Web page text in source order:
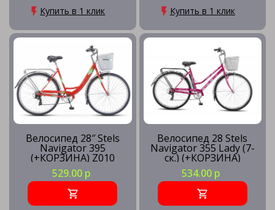
Купить в 1 клик Купить в 1 клик
Велосипед 28″ Stels
Navigator 395
(+КОРЗИНА) Z010
529.00 р
Велосипед 28 Stels
Navigator 355 Lady (7-
ск.) (+КОРЗИНА)
534.00 р